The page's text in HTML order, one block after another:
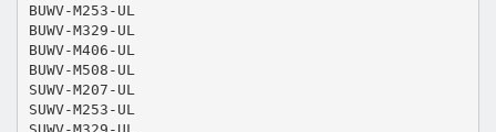
BUWV-M253-UL
BUWV-M329-UL
BUWV-M406-UL
BUWV-M508-UL
SUWV-M207-UL
SUWV-M253-UL
SUWV-M329-UL